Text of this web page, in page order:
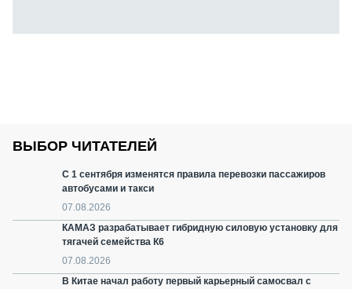
ВЫБОР ЧИТАТЕЛЕЙ
С 1 сентября изменятся правила перевозки пассажиров
автобусами и такси
07.08.2026
КАМАЗ разрабатывает гибридную силовую установку для
тягачей семейства К6
07.08.2026
В Китае начал работу первый карьерный самосвал с